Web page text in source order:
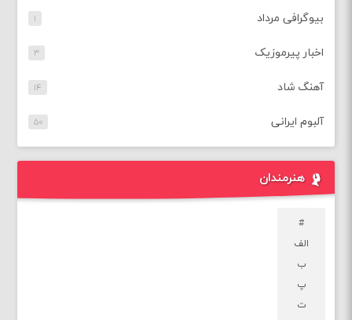
بیوگرافی مرداد ۱
اخبار پیرموزیک ۳
آهنگ شاد ۱۴
آلبوم ایرانی ۵۰
هنرمندان
#
الف
ب
پ
ت